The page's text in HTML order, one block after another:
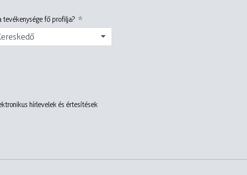
tevékenysége fő profilja?
hírlevelek és értesítések